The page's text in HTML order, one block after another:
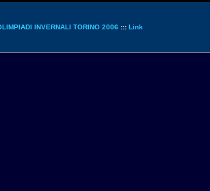
INVERNALI TORINO 2006 ::: Link